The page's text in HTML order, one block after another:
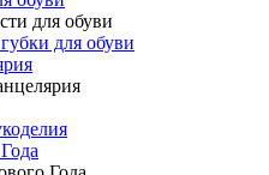
для обуви
для обуви